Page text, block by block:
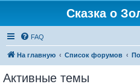
Сказка о
FAQ
На главную Список форумов
Активные темы